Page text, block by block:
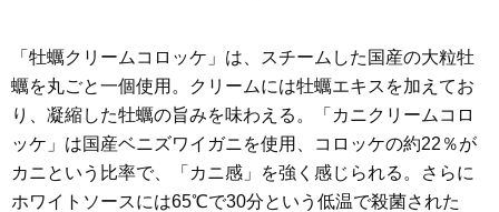
「牡蠣クリームコロッケ」は、スチームした国産の大粒牡
蠣を丸ごと一個使用。クリームには牡蠣エキスを加えてお
り、凝縮した牡蠣の旨みを味わえる。「カニクリームコロ
ッケ」は国産ベニズワイガニを使用、コロッケの約22％が
カニという比率で、「カニ感」を強く感じられる。さらに
ホワイトソースには65℃で30分という低温で殺菌された